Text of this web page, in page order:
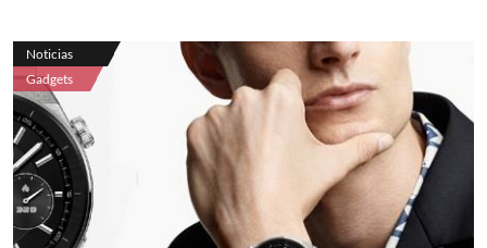
Noticias
Gadgets